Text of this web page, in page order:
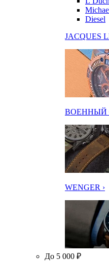
Diesel
JACQUES
ВОЕННЫЙ
WENGER ›
До 5 000 ₽